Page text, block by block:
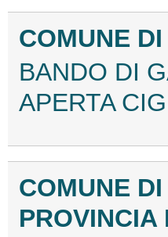
COMUNE
BANDO DI
APERTA
COMUNE
PROVINCIA